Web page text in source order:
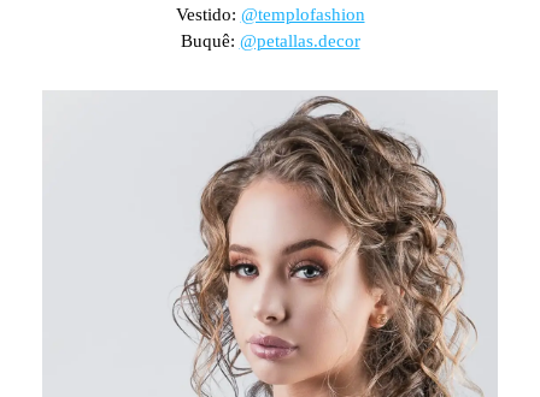
Vestido: @templofashion
Buquê: @petallas.decor